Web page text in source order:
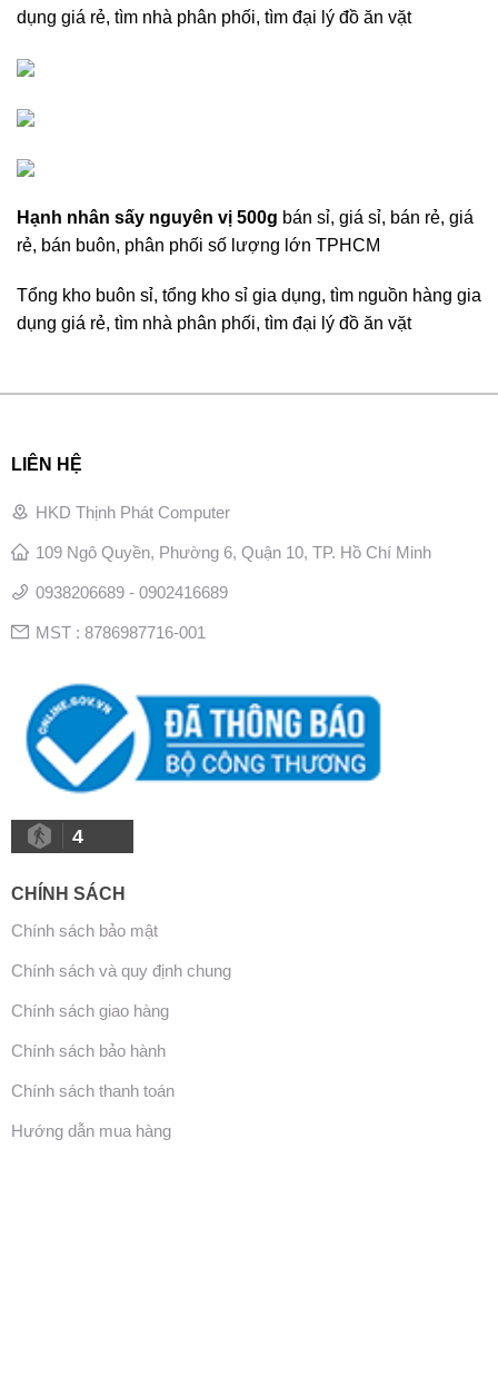
dụng giá rẻ, tìm nhà phân phối, tìm đại lý đồ ăn vặt
Hạnh nhân sấy nguyên vị 500g bán sỉ, giá sỉ, bán rẻ, giá
rẻ, bán buôn, phân phối số lượng lớn TPHCM
Tổng kho buôn sỉ, tổng kho sỉ gia dụng, tìm nguồn hàng gia
dụng giá rẻ, tìm nhà phân phối, tìm đại lý đồ ăn vặt
LIÊN HỆ
HKD Thịnh Phát Computer
109 Ngô Quyền, Phường 6, Quận 10, TP. Hồ Chí Minh
0938206689 - 0902416689
MST : 8786987716-001
4
CHÍNH SÁCH
Chính sách bảo mật
Chính sách và quy định chung
Chính sách giao hàng
Chính sách bảo hành
Chính sách thanh toán
Hướng dẫn mua hàng